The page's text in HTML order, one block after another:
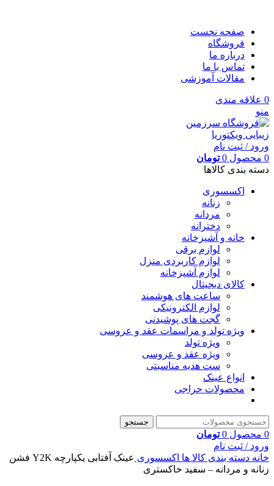
صفحه نخست
فروشگاه
درباره ما
تماس با ما
مقالات آموزشی
0 علاقه مندی
منو
ورود / ثبت نام
0 محصول 0 تومان
دسته بندی کالاها
اکسسوری
زنانه
مردانه
دخترانه
خانه و آشپزخانه
لوازم برقی
لوازم کاربردی منزل
لوازم آشپزخانه
کالای دیجیتال
ساعت های هوشمند
لوازم الکترونیکی
گجت های پوشیدنی
ویژه تولد و مراسمات عقد و عروسی
ویژه تولد
ویژه عقد و عروسی
ست هدیه مناسبتی
انواع عینک
محصولات حراجی
جستجو
0 محصول 0 تومان
ورود / ثبت نام
خانه دسته بندی کالا ها اکسسوری
عینک آفتابی یکپارچه Y2K فشن
زنانه و مردانه – سفید خاکستری